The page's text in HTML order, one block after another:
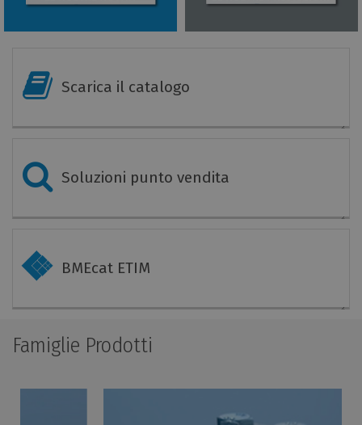
Scarica il catalogo
Soluzioni punto vendita
BMEcat ETIM
Famiglie Prodotti